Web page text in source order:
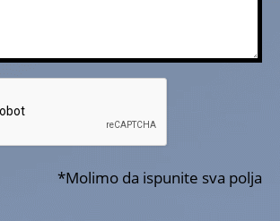
*Molimo da ispunite sva polja